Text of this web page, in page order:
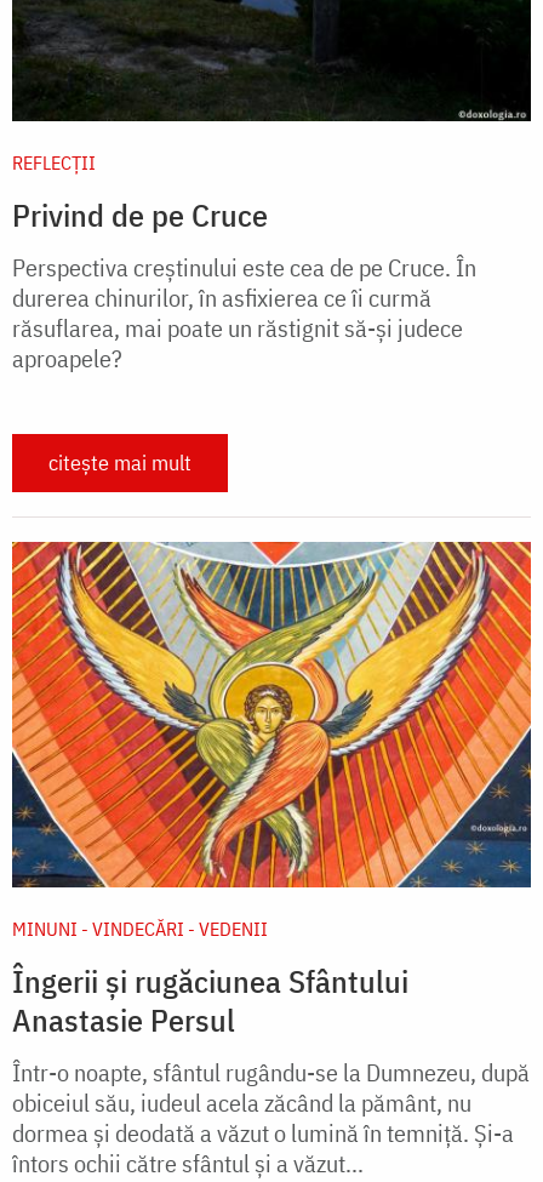
REFLECȚII
Privind de pe Cruce
Perspectiva creștinului este cea de pe Cruce. În
durerea chinurilor, în asfixierea ce îi curmă
răsuflarea, mai poate un răstignit să-și judece
aproapele?
citește mai mult
MINUNI - VINDECĂRI - VEDENII
Îngerii și rugăciunea Sfântului
Anastasie Persul
Într-o noapte, sfântul rugându-se la Dumnezeu, după
obiceiul său, iudeul acela zăcând la pământ, nu
dormea şi deodată a văzut o lumină în temniţă. Și-a
întors ochii către sfântul şi a văzut...